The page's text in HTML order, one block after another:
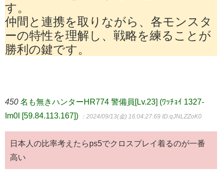
す。
仲間と連携を取りながら、各モンスタ
ーの特性を理解し、戦略を練ることが
勝利の鍵です。
450 名も無きハンターHR774 警備員[Lv.23] (ﾜｯﾁｮｲ 1327-
Im0I [59.84.113.167])
：2024/09/13(金) 16:04:27.69 ID:qJNLZZoK0
日本人の比率考えたらps5でクロスプレイ着るのが一番
高い